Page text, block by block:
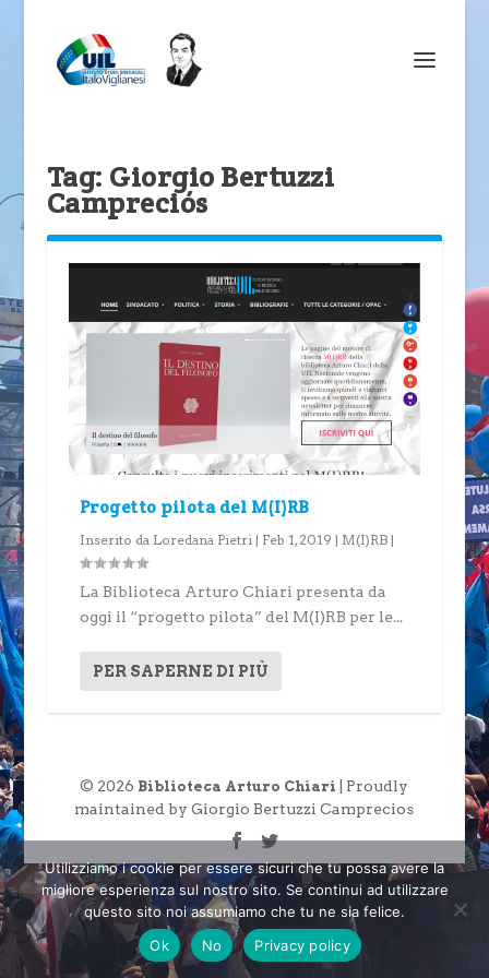
Tag: Giorgio Bertuzzi
Campreciós
Progetto pilota del M(I)RB
Inserito da Loredana Pietri | Feb 1, 2019 | M(I)RB|
La Biblioteca Arturo Chiari presenta da
oggi il “progetto pilota” del M(I)RB per le...
PER SAPERNE DI PIÙ
© 2026 Biblioteca Arturo Chiari
| Proudly
maintained by Giorgio Bertuzzi Camprecios
Utilizziamo i cookie per essere sicuri che tu possa avere la
migliore esperienza sul nostro sito. Se continui ad utilizzare
questo sito noi assumiamo che tu ne sia felice.
Ok
No Privacy policy